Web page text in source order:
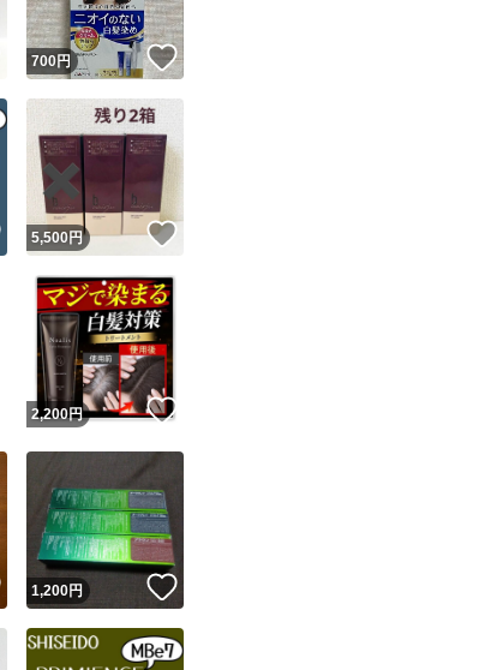
Yahoo!フリマの基準をクリアした安心・安全なユーザーです
このユーザーはYahoo!フリマの取引を完了させた実績があります
このユーザーは他フリマサービスでの取引実績があります
表示であり、発送を保証しているものではありません
このユーザーは高頻度で24時間以内＆設定した発送日数内に発送してい
ます
このユーザーは高頻度で24時間以内に発送しています
このユーザーは設定した発送日数内に発送しています
載は禁止されています
き1回 です
出品ページへ
キャンセル
いいね！
700円 いいね！
いいね！
5,500円
いいね！
2,200円
いいね！
1,200円